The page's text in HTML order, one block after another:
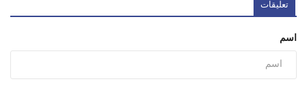
تعليقات
اسم